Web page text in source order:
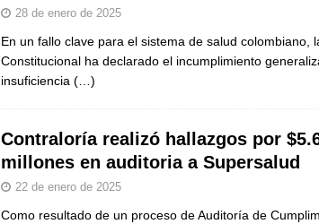
28 de enero de 2025
En un fallo clave para el sistema de salud colombiano,
Constitucional ha declarado el incumplimiento
insuficiencia (…)
Contraloría realizó hallazgos por
millones en auditoria a Supersalud
22 de enero de 2025
Como resultado de un proceso de Auditoría de